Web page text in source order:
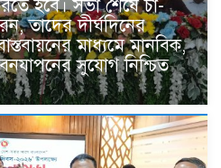
হবে। সভা শেষে চা-
তাদের দীর্ঘদিনের
মাধ্যমে মানবিক,
সুযোগ নিশ্চিত